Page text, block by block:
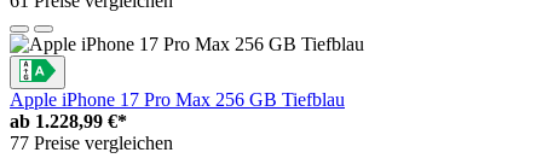
Apple iPhone 17 Pro Max 256 GB Tiefblau
ab 1.228,99 €*
77 Preise vergleichen